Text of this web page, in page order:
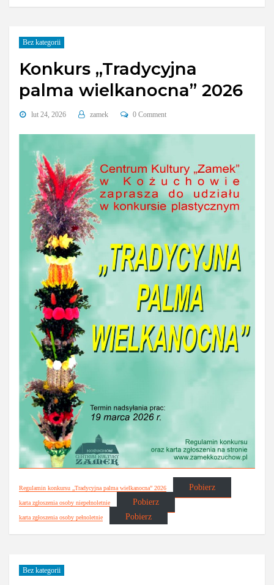
Bez kategorii
Konkurs „Tradycyjna
palma wielkanocna” 2026
lut 24, 2026 zamek 0 Comment
Regulamin konkursu „Tradycyjna palma wielkanocna” 2026 Pobierz
karta zgłoszenia osoby niepełnoletnie Pobierz
karta zgłoszenia osoby pełnoletnie Pobierz
Bez kategorii